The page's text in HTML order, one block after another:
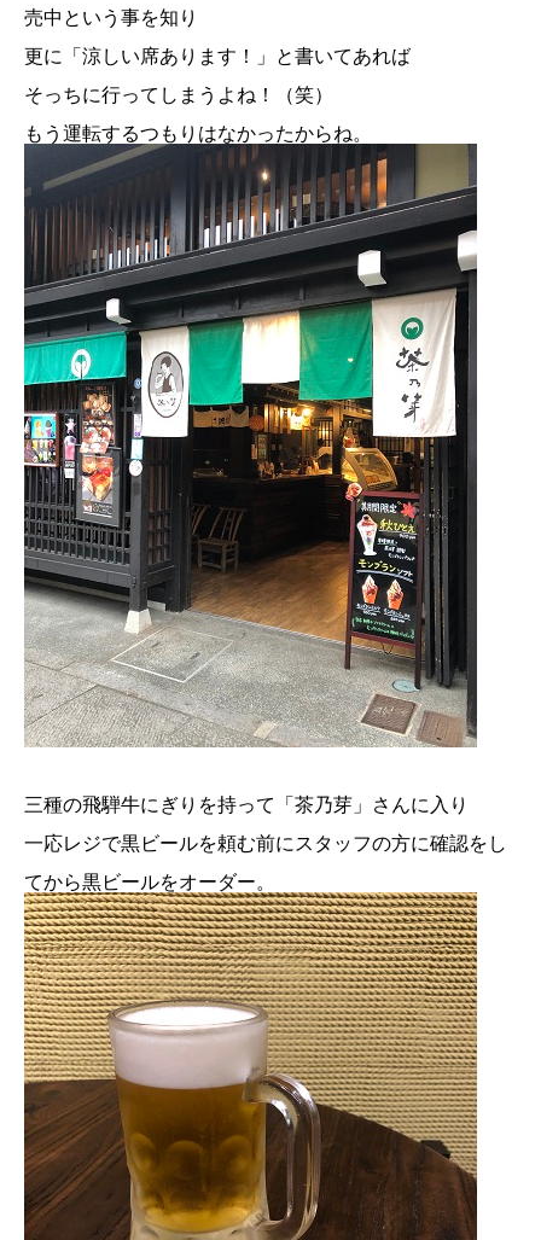
売中という事を知り
更に「涼しい席あります！」と書いてあれば
そっちに行ってしまうよね！（笑）
もう運転するつもりはなかったからね。
三種の飛騨牛にぎりを持って「茶乃芽」さんに入り
一応レジで黒ビールを頼む前にスタッフの方に確認をし
てから黒ビールをオーダー。